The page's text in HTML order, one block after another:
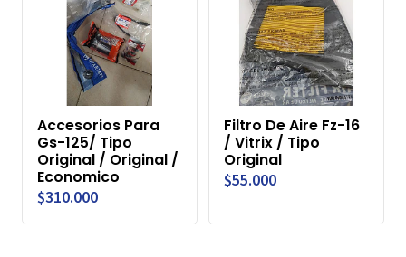
Accesorios Para
Gs-125/ Tipo
Original / Original /
Economico
$310.000
Filtro De Aire Fz-16
/ Vitrix / Tipo
Original
$55.000